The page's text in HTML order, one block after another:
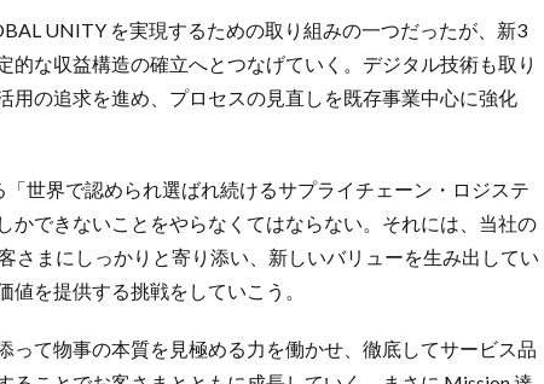
UNITY を実現するための取り組みの一つだったが、新3
的な収益構造の確立へとつなげていく。デジタル技術も取り
用の追求を進め、プロセスの見直しを既存事業中心に強化
世界で認められ選ばれ続けるサプライチェーン・ロジステ
かできないことをやらなくてはならない。それには、当社の
さまにしっかりと寄り添い、新しいバリューを生み出してい
を提供する挑戦をしていこう。
って物事の本質を見極める力を働かせ、徹底してサービス品